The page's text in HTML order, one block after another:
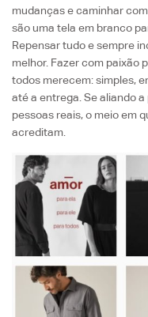
mudanças e caminhar
são uma tela em branco
Repensar tudo e sempre
melhor. Fazer com paixão
todos merecem: simples,
até a entrega. Se aliando
pessoas reais, o meio em
acreditam.